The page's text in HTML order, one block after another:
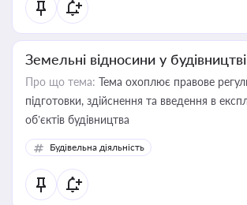
Земельні відносини у будівництві
Про що тема: Тема охоплює правове
підготовки, здійснення та введення в
об’єктів будівництва
Будівельна діяльність